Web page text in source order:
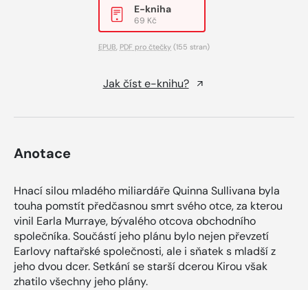
E-kniha
69 Kč
EPUB, PDF pro čtečky (155 stran)
Jak číst e-knihu?
Anotace
Hnací silou mladého miliardáře Quinna Sullivana byla
touha pomstít předčasnou smrt svého otce, za kterou
vinil Earla Murraye, bývalého otcova obchodního
společníka. Součástí jeho plánu bylo nejen převzetí
Earlovy naftařské společnosti, ale i sňatek s mladší z
jeho dvou dcer. Setkání se starší dcerou Kirou však
zhatilo všechny jeho plány.